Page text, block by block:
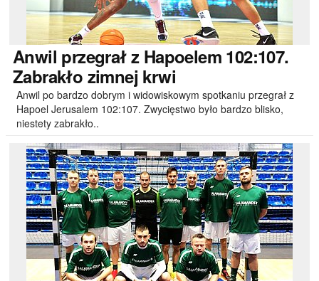
Anwil przegrał z Hapoelem 102:107.
Zabrakło zimnej krwi
Anwil po bardzo dobrym i widowiskowym spotkaniu przegrał z
Hapoel Jerusalem 102:107. Zwycięstwo było bardzo blisko,
niestety zabrakło..